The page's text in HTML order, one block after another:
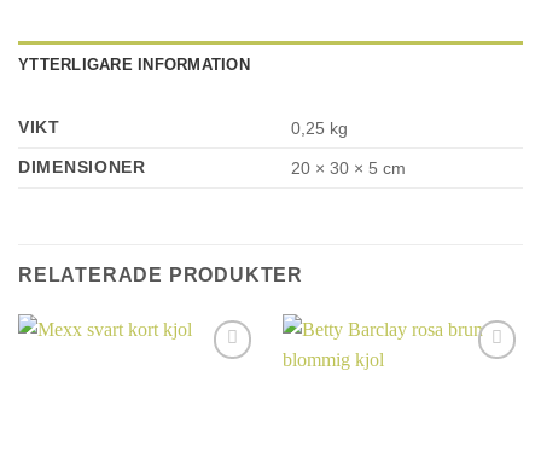
YTTERLIGARE INFORMATION
VIKT
0,25 kg
DIMENSIONER
20 × 30 × 5 cm
RELATERADE PRODUKTER